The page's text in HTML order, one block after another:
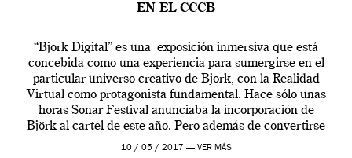
EN EL CCCB
“Bjork Digital” es una exposición inmersiva que está
concebida como una experiencia para sumergirse en el
particular universo creativo de Björk, con la Realidad
Virtual como protagonista fundamental. Hace sólo unas
horas Sonar Festival anunciaba la incorporación de
Björk al cartel de este año. Pero además de convertirse
en una de las actuaciones más relevantes […]
10 / 05 / 2017 — VER MÁS